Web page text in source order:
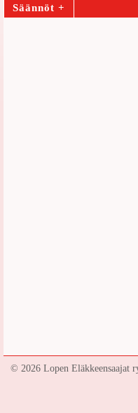
Säännöt +
© 2026 Lopen Eläkkeensaajat